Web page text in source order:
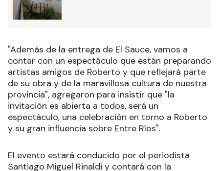
"Además de la entrega de El Sauce, vamos a
contar con un espectáculo que están preparando
artistas amigos de Roberto y que reflejará parte
de su obra y de la maravillosa cultura de nuestra
provincia", agregaron para insistir que "la
invitación es abierta a todos, será un
espectáculo, una celebración en torno a Roberto
y su gran influencia sobre Entre Ríos".
El evento estará conducido por el periodista
Santiago Miguel Rinaldi y contará con la